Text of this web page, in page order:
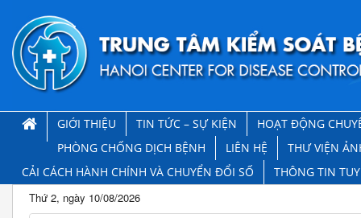
GIỚI THIỆU TIN TỨC – SỰ KIỆN
HOẠT ĐỘNG
PHÒNG CHỐNG DỊCH BỆNH
LIÊN HỆ
THƯ VIỆN
CẢI CÁCH HÀNH CHÍNH VÀ CHUYỂN ĐỔI SỐ
THÔNG TIN
Thứ 2, ngày 10/08/2026